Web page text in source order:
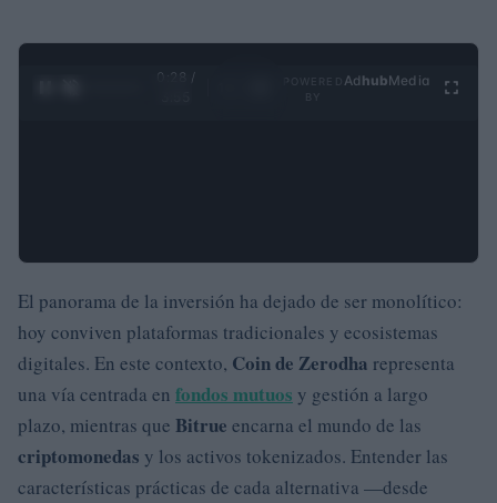
0:29 /
Ad hubMedia
El panorama de la inversión ha dejado de ser monolítico:
hoy conviven plataformas tradicionales y ecosistemas
digitales. En este contexto, Coin de Zerodha representa
una vía centrada en fondos mutuos y gestión a largo
plazo, mientras que Bitrue encarna el mundo de las
criptomonedas y los activos tokenizados. Entender las
características prácticas de cada alternativa —desde